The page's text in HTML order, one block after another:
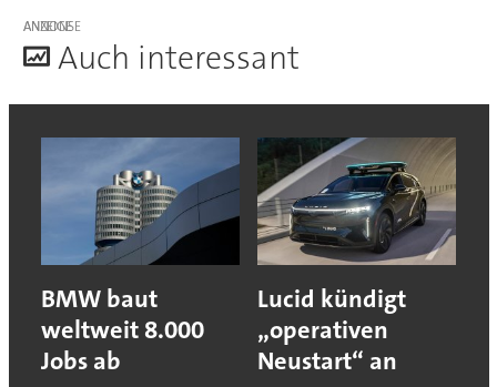
ANZEIGE
Auch interessant
BMW baut
weltweit 8.000
Jobs ab
Lucid kündigt
„operativen
Neustart“ an